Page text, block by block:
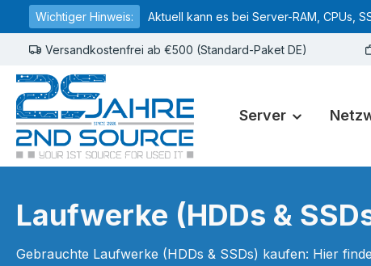
Zur Hauptnavigation springen
Wichtiger Hinweis: Aktuell kann es bei Server-RAM, CPUs,
Versandkostenfrei ab €500 (Standard-Paket DE)
Server
Laufwerke (HDDs &
Gebrauchte Laufwerke (HDDs & SSDs) kaufen: Hier